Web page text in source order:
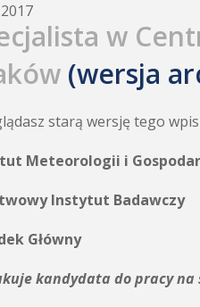
w
(wersja
starą wersję tego
Meteorologii i
Instytut Badawczy
Główny
kandydata do pracy